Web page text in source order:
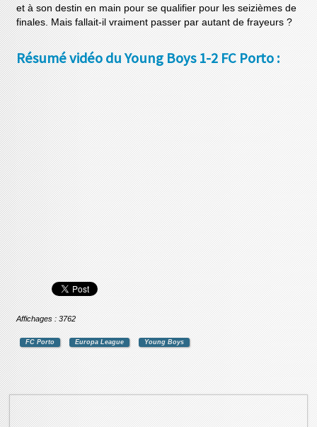
et à son destin en main pour se qualifier pour les seizièmes de
finales. Mais fallait-il vraiment passer par autant de frayeurs ?
Résumé vidéo du Young Boys 1-2 FC Porto :
Affichages : 3762
FC Porto Europa League Young Boys